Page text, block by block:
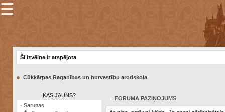
×
Šodienas
notikumi
☰
Šī izvēlne ir atspējota
● Cūkkārpas Raganības un burvestību arodskola
KAS JAUNS?
· Sarunas
FORUMA PAZIŅOJUMS